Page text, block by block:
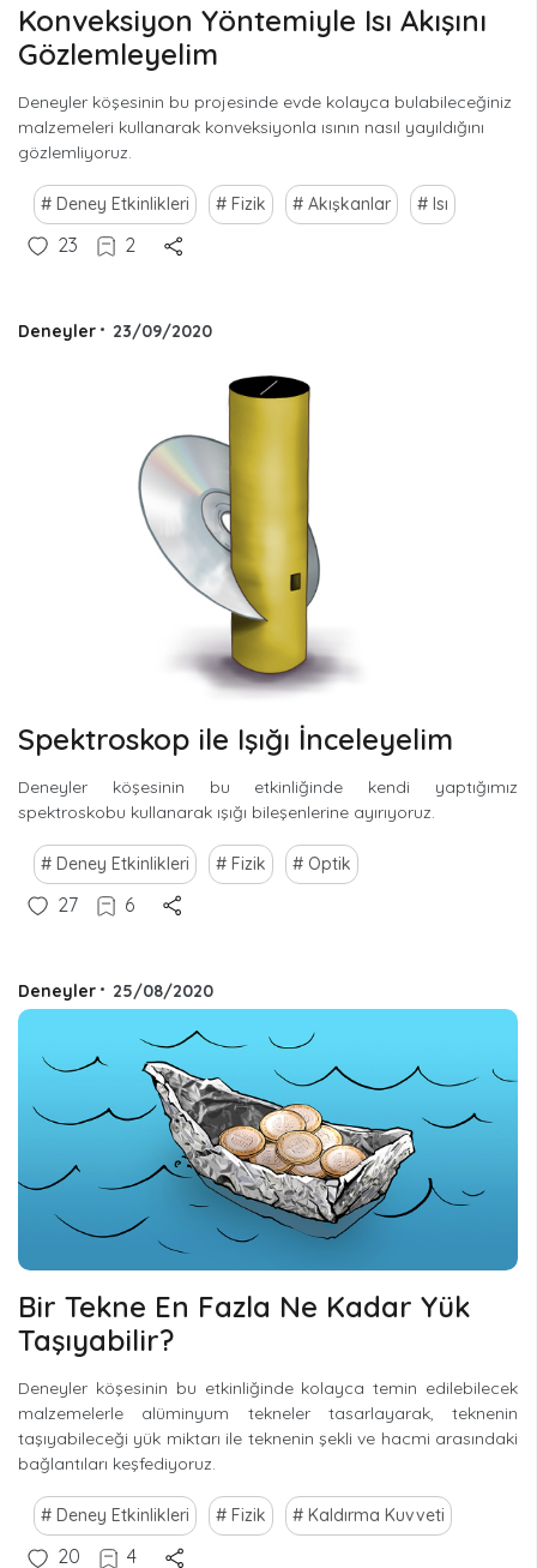
Konveksiyon Yöntemiyle Isı Akışını
Gözlemleyelim
Deneyler köşesinin bu projesinde evde kolayca bulabileceğiniz
malzemeleri kullanarak konveksiyonla ısının nasıl yayıldığını
gözlemliyoruz.
Deney Etkinlikleri Fizik Akışkanlar Isı
23 2
Deneyler • 23/09/2020
Spektroskop ile Işığı İnceleyelim
Deneyler köşesinin bu etkinliğinde kendi yaptığımız
spektroskobu kullanarak ışığı bileşenlerine ayırıyoruz.
Deney Etkinlikleri Fizik Optik
27 6
Deneyler • 25/08/2020
Bir Tekne En Fazla Ne Kadar Yük
Taşıyabilir?
Deneyler köşesinin bu etkinliğinde kolayca temin edilebilecek
malzemelerle alüminyum tekneler tasarlayarak, teknenin
taşıyabileceği yük miktarı ile teknenin şekli ve hacmi arasındaki
bağlantıları keşfediyoruz.
Deney Etkinlikleri Fizik Kaldırma Kuvveti
20 4